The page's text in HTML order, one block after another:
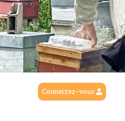
Connectez-vous